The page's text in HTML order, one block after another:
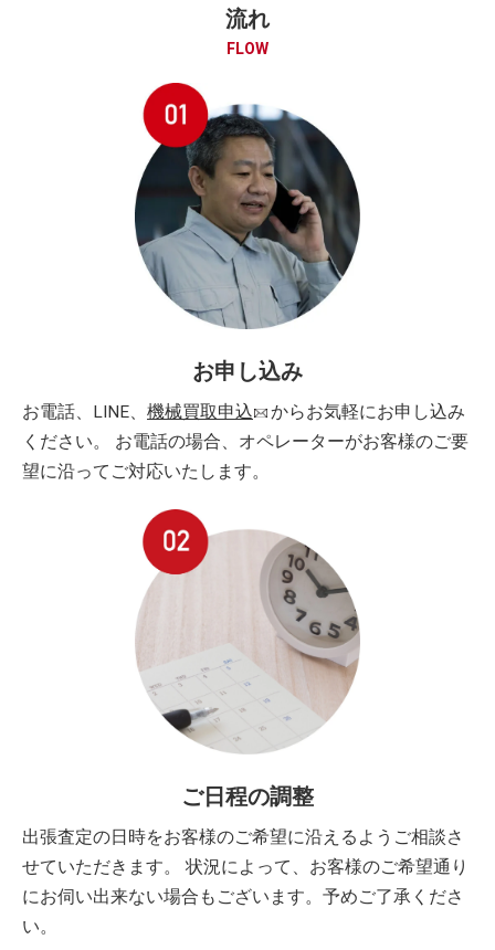
流れ
FLOW
お申し込み
お電話、LINE、 機械買取申込
からお気軽にお申し込み
ください。 お電話の場合、オペレーターがお客様のご要
望に沿ってご対応いたします。
ご日程の調整
出張査定の日時をお客様のご希望に沿えるようご相談さ
せていただきます。 状況によって、お客様のご希望通り
にお伺い出来ない場合もございます。予めご了承くださ
い。